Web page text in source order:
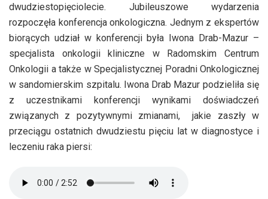
dwudziestopięciolecie. Jubileuszowe wydarzenia
rozpoczęła konferencja onkologiczna. Jednym z ekspertów
biorących udział w konferencji była Iwona Drab-Mazur –
specjalista onkologii kliniczne w Radomskim Centrum
Onkologii a także w Specjalistycznej Poradni Onkologicznej
w sandomierskim szpitalu. Iwona Drab Mazur podzieliła się
z uczestnikami konferencji wynikami doświadczeń
związanych z pozytywnymi zmianami, jakie zaszły w
przeciągu ostatnich dwudziestu pięciu lat w diagnostyce i
leczeniu raka piersi: